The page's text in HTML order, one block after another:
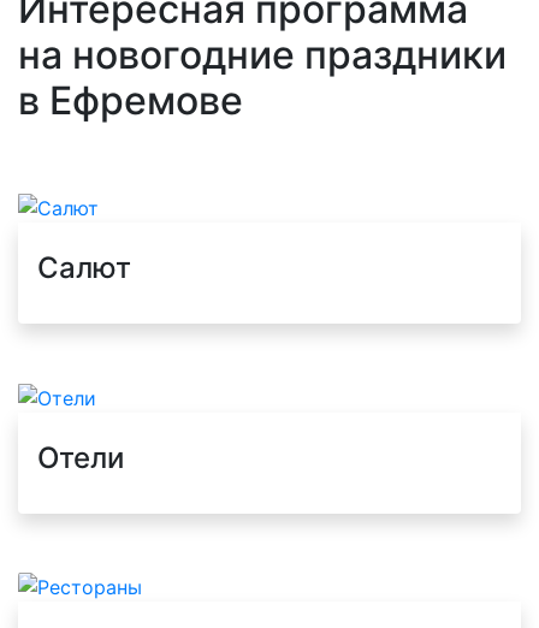
на новогодние праздники
в Ефремове
Салют
Отели